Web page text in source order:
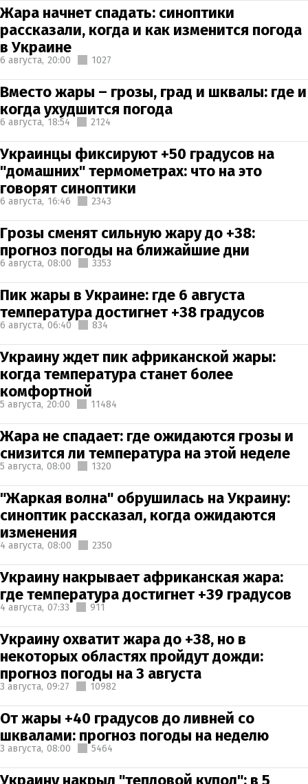
Жара начнет спадать: синоптики
рассказали, когда и как изменится погода
в Украине
6 августа, 20:00 1027
Вместо жары – грозы, град и шквалы: где и
когда ухудшится погода
6 августа, 18:54 2124
Украинцы фиксируют +50 градусов на
"домашних" термометрах: что на это
говорят синоптики
6 августа, 16:46 2343
Грозы сменят сильную жару до +38:
прогноз погоды на ближайшие дни
6 августа, 08:00 3353
Пик жары в Украине: где 6 августа
температура достигнет +38 градусов
6 августа, 06:40 834
Украину ждет пик африканской жары:
когда температура станет более
комфортной
5 августа, 20:00 11484
Жара не спадает: где ожидаются грозы и
снизится ли температура на этой неделе
5 августа, 08:00 1320
"Жаркая волна" обрушилась на Украину:
синоптик рассказал, когда ожидаются
изменения
4 августа, 08:00 2350
Украину накрывает африканская жара:
где температура достигнет +39 градусов
4 августа, 07:33 911
Украину охватит жара до +38, но в
некоторых областях пройдут дожди:
прогноз погоды на 3 августа
3 августа, 09:27 10982
От жары +40 градусов до ливней со
шквалами: прогноз погоды на неделю
3 августа, 08:00 5464
Украину накрыл "тепловой купол": в 5